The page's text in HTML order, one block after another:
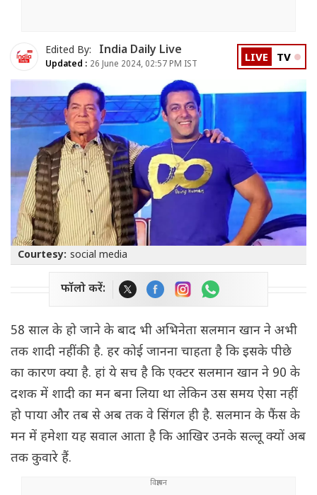
Edited By: India Daily Live
Updated : 26 June 2024, 02:57 PM IST LIVE TV
Courtesy: social media
फॉलो करें:
58 साल के हो जाने के बाद भी अभिनेता सलमान खान ने अभी
तक शादी नहीं की है. हर कोई जानना चाहता है कि इसके पीछे
का कारण क्या है. हां ये सच है कि एक्टर सलमान खान ने 90 के
दशक में शादी का मन बना लिया था लेकिन उस समय ऐसा नहीं
हो पाया और तब से अब तक वे सिंगल ही है. सलमान के फैंस के
मन में हमेशा यह सवाल आता है कि आखिर उनके सल्लू क्यों अब
तक कुवारे हैं.